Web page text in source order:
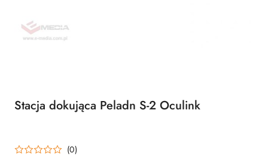
Stacja dokująca Peladn S-2 Oculink
(0)